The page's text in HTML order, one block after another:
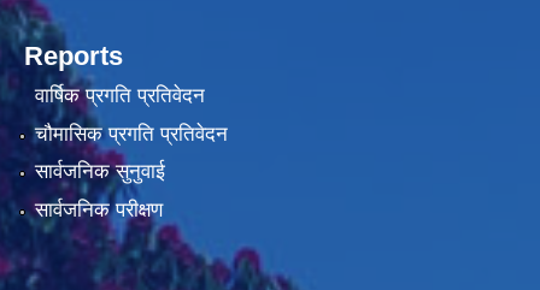
Reports
वार्षिक प्रगति प्रतिवेदन
चौमासिक प्रगति प्रतिवेदन
सार्वजनिक सुनुवाई
सार्वजनिक परीक्षण